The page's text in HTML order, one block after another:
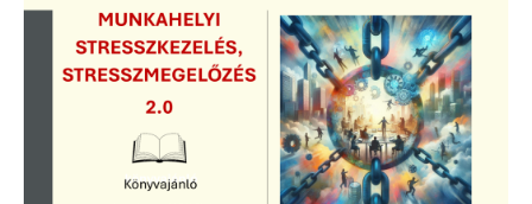
stresszkezelés,
stresszmegelőzés